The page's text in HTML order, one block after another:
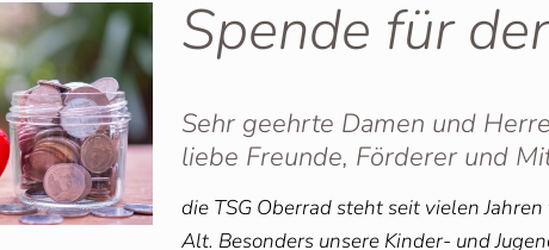
Spende für
Sehr geehrte Damen und
liebe Freunde, Förderer und
die TSG Oberrad steht seit vielen
Alt. Besonders unsere Kinder- und